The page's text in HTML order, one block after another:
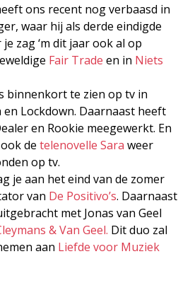
ons recent nog verbaasd in
waar hij als derde eindigde
je zag ‘m dit jaar ook al op
Fair Trade en in Niets
binnenkort te zien op tv in
en Lockdown. Daarnaast heeft
en Rookie meegewerkt. En
de telenovelle Sara weer
op tv.
je aan het eind van de zomer
van De Positivo’s. Daarnaast
met Jonas van Geel
& Van Geel. Dit duo zal
aan Liefde voor Muziek